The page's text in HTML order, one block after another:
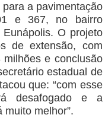
a pavimentação
e 367, no bairro
O projeto
de extensão, com
e conclusão
estadual de
que: “com esse
desafogado e a
melhor”.